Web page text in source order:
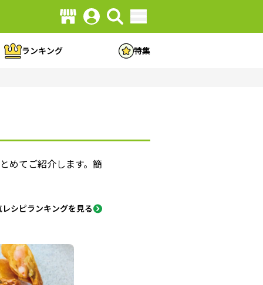
ランキング 特集
めてご紹介します。簡
シピランキングを見る